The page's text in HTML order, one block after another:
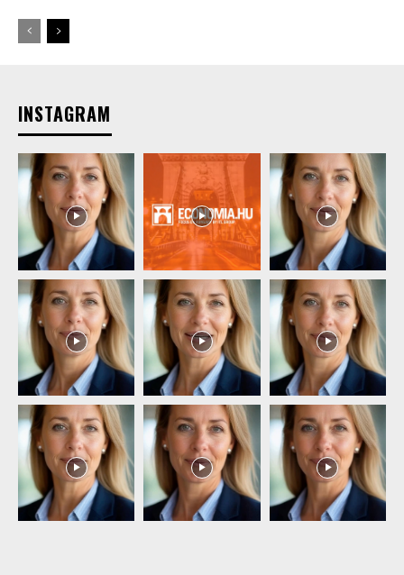
INSTAGRAM